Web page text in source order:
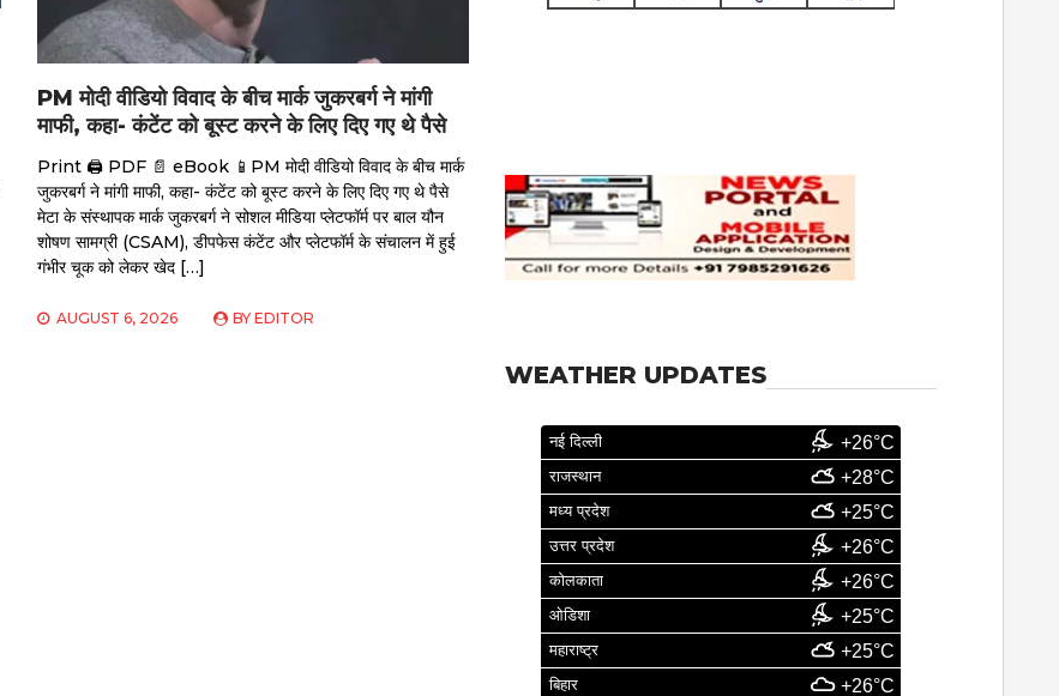
PM मोदी वीडियो विवाद के बीच मार्क जुकरबर्ग ने मांगी
माफी, कहा- कंटेंट को बूस्ट करने के लिए दिए गए थे पैसे
Print 🖨 PDF 📄 eBook 📱PM मोदी वीडियो विवाद के बीच मार्क
जुकरबर्ग ने मांगी माफी, कहा- कंटेंट को बूस्ट करने के लिए दिए गए थे पैसे
मेटा के संस्थापक मार्क जुकरबर्ग ने सोशल मीडिया प्लेटफॉर्म पर बाल यौन
शोषण सामग्री (CSAM), डीपफेस कंटेंट और प्लेटफॉर्म के संचालन में हुई
गंभीर चूक को लेकर खेद […]
AUGUST 6, 2026 BYEDITOR
WEATHER UPDATES
नई दिल्ली +26°C
राजस्थान +28°C
मध्य प्रदेश +25°C
उत्तर प्रदेश +26°C
कोलकाता +26°C
ओडिशा +25°C
महाराष्ट्र +25°C
बिहार +26°C